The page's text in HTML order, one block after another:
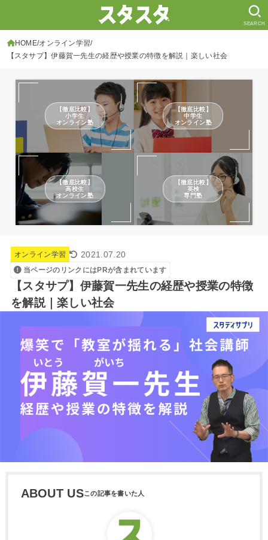
SEARCH
HOME オンライン学習
【スタサプ】伊藤賀一先生の経歴や授業の特徴を解説｜楽しい社会
【徹底比較】
小学生
オンライン塾
【徹底比較】
中学生
オンライン塾
【徹底比較】
高校生
オンライン塾
【徹底比較】
英検
専門塾
オンライン学習 2021.07.20
当ページのリンクにはPRが含まれています
【スタサプ】伊藤賀一先生の経歴や授業の特徴
を解説｜楽しい社会
ABOUT US